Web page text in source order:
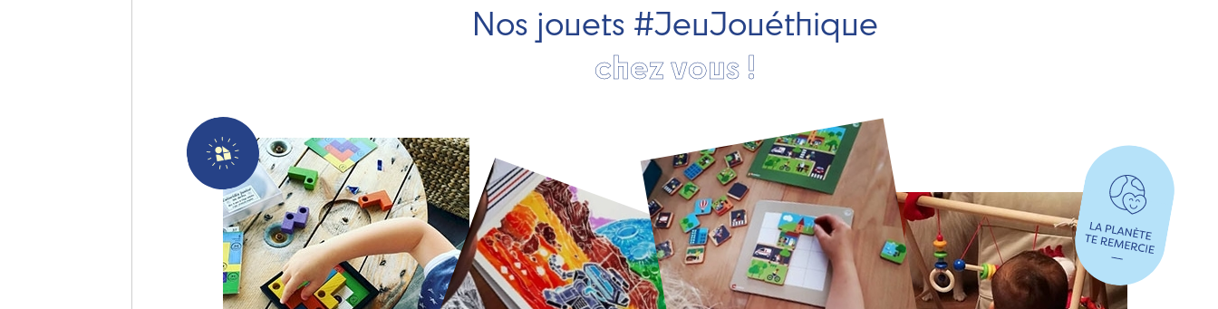
Nos jouets #JeuJouéthique
chez vous !